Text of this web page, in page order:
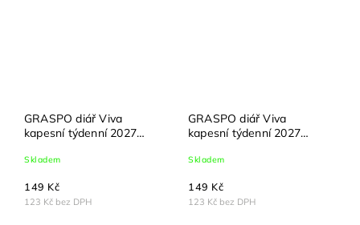
GRASPO diář Viva
kapesní týdenní 2027
Skladem
123 Kč bez DPH
149 Kč
GRASPO diář Viva
kapesní týdenní 2027
Skladem
123 Kč bez DPH
149 Kč